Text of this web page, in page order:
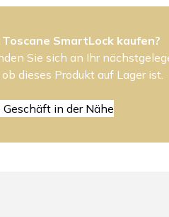
SmartLock kaufen?
Sie sich an Ihr
dieses Produkt auf Lager ist.
Geschäft in der Nähe